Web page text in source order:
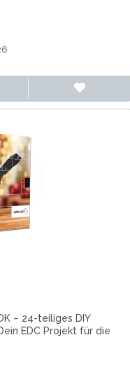
– 24-teiliges DIY
EDC Projekt für die